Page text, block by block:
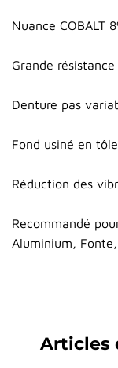
Nuance COBALT
Grande
Denture pas
Fond usiné en
Réduction des
Recommandé
Aluminium,
Articles